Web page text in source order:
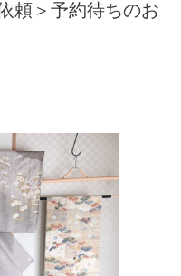
頼＞予約待ちのお